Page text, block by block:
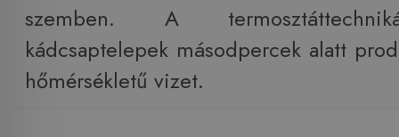
szemben. A
kádcsaptelepek másodpercek alatt
hőmérsékletű vizet.